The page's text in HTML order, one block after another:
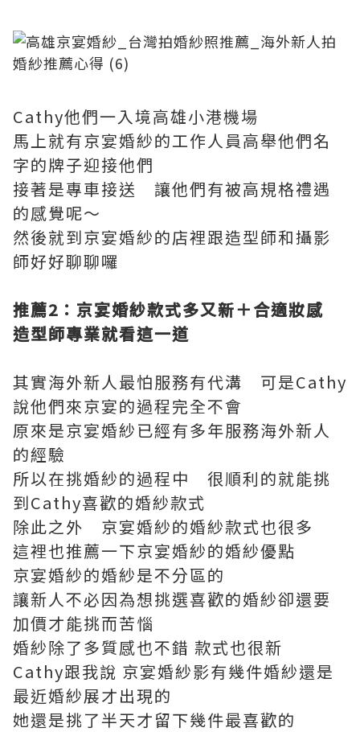
Cathy他們一入境高雄小港機場
馬上就有京宴婚紗的工作人員高舉他們名
字的牌子迎接他們
接著是專車接送 讓他們有被高規格禮遇
的感覺呢～
然後就到京宴婚紗的店裡跟造型師和攝影
師好好聊聊囉
推薦2 ：京宴婚紗款式多又新＋合適妝感
造型師專業就看這一道
其實海外新人最怕服務有代溝 可是Cathy
說他們來京宴的過程完全不會
原來是京宴婚紗已經有多年服務海外新人
的經驗
所以在挑婚紗的過程中 很順利的就能挑
到Cathy喜歡的婚紗款式
除此之外 京宴婚紗的婚紗款式也很多
這裡也推薦一下京宴婚紗的婚紗優點
京宴婚紗的婚紗是不分區的
讓新人不必因為想挑選喜歡的婚紗卻還要
加價才能挑而苦惱
婚紗除了多質感也不錯 款式也很新
Cathy跟我說 京宴婚紗影有幾件婚紗還是
最近婚紗展才出現的
她還是挑了半天才留下幾件最喜歡的